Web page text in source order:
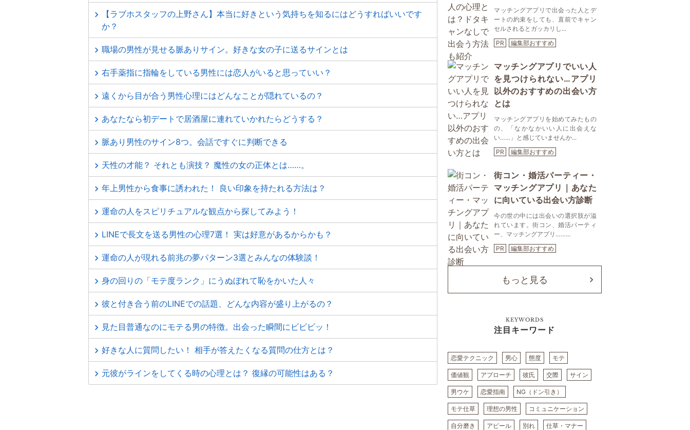
【ラブホスタッフの上野さん】本当に好きという気持ちを知るにはどうすればいいです
か？
職場の男性が見せる脈ありサイン。好きな女の子に送るサインとは
右手薬指に指輪をしている男性には恋人がいると思っていい？
遠くから目が合う男性心理にはどんなことが隠れているの？
あなたなら初デートで居酒屋に連れていかれたらどうする？
脈あり男性のサイン8つ。会話ですぐに判断できる
天性の才能？ それとも演技？ 魔性の女の正体とは……。
年上男性から食事に誘われた！ 良い印象を持たれる方法は？
運命の人をスピリチュアルな観点から探してみよう！
LINEで長文を送る男性の心理7選！ 実は好意があるからかも？
運命の人が現れる前兆の夢パターン3選とみんなの体験談！
身の回りの「モテ度ランク」にうぬぼれて恥をかいた人々
彼と付き合う前のLINEでの話題、どんな内容が盛り上がるの？
見た目普通なのにモテる男の特徴。出会った瞬間にビビビッ！
好きな人に質問したい！ 相手が答えたくなる質問の仕方とは？
元彼がラインをしてくる時の心理とは？ 復縁の可能性はある？
マッチングアプリで出会った人とデ
ートの約束をしても、直前でキャン
セルされるとガッカリし...
PR
編集部おすすめ
マッチングアプリでいい人
を見つけられない…アプリ
以外のおすすめの出会い方
とは
マッチングアプリを始めてみたもの
の、「なかなかいい人に出会えな
い……」と感じていませんか...
PR
編集部おすすめ
街コン・婚活パーティー・
マッチングアプリ｜あなた
に向いている出会い方診断
今の世の中には出会いの選択肢が溢
れています。街コン、婚活パーティ
ー、マッチングアプリ……...
PR
編集部おすすめ
もっと見る
KEYWORDS
注目キーワード
恋愛テクニック 男心 態度 モテ
価値観 アプローチ 彼氏 交際 サイン
男ウケ 恋愛指南 NG（ドン引き）
モテ仕草 理想の男性 コミュニケーション
自分磨き アピール 別れ 仕草・マナー